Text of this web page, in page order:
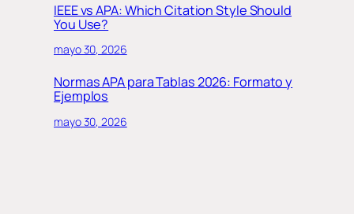
IEEE vs APA: Which Citation Style Should
You Use?
mayo 30, 2026
Normas APA para Tablas 2026: Formato y
Ejemplos
mayo 30, 2026